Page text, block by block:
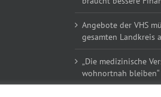
Angebote der VHS
gesamten Landkreis
„Die medizinische
wohnortnah bleiben“